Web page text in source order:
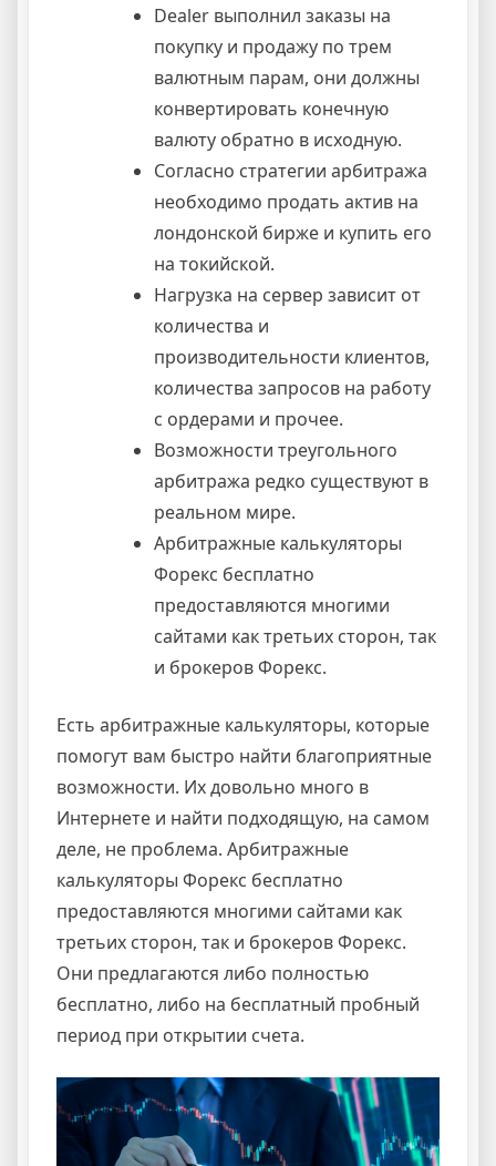
Dealer выполнил заказы на
покупку и продажу по трем
валютным парам, они должны
конвертировать конечную
валюту обратно в исходную.
Согласно стратегии арбитража
необходимо продать актив на
лондонской бирже и купить его
на токийской.
Нагрузка на сервер зависит от
количества и
производительности клиентов,
количества запросов на работу
с ордерами и прочее.
Возможности треугольного
арбитража редко существуют в
реальном мире.
Арбитражные калькуляторы
Форекс бесплатно
предоставляются многими
сайтами как третьих сторон, так
и брокеров Форекс.
Есть арбитражные калькуляторы, которые
помогут вам быстро найти благоприятные
возможности. Их довольно много в
Интернете и найти подходящую, на самом
деле, не проблема. Арбитражные
калькуляторы Форекс бесплатно
предоставляются многими сайтами как
третьих сторон, так и брокеров Форекс.
Они предлагаются либо полностью
бесплатно, либо на бесплатный пробный
период при открытии счета.